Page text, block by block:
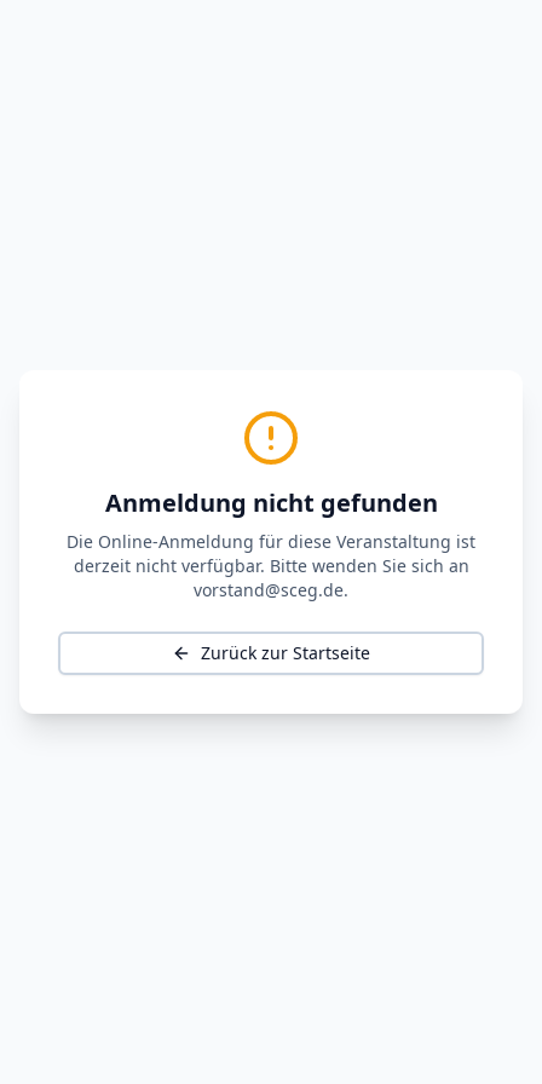
Anmeldung nicht gefunden
Die Online-Anmeldung für diese Veranstaltung ist
derzeit nicht verfügbar. Bitte wenden Sie sich an
vorstand@sceg.de.
Zurück zur Startseite